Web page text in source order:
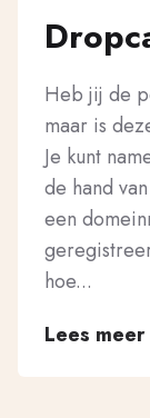
Heb jij de
maar is
Je kunt
de hand
een
hoe...
Lees meer